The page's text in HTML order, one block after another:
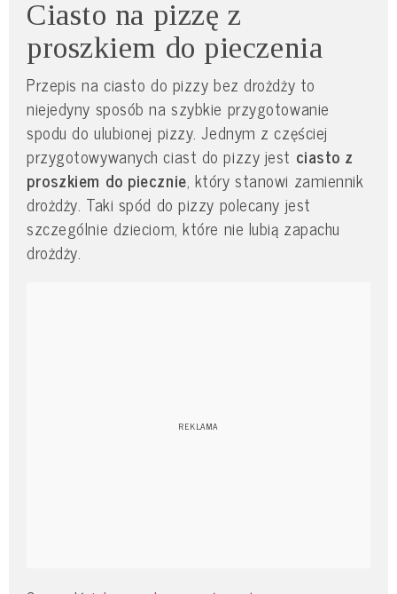
Ciasto na pizzę z
proszkiem do pieczenia
Przepis na ciasto do pizzy bez drożdży to
niejedyny sposób na szybkie przygotowanie
spodu do ulubionej pizzy. Jednym z częściej
przygotowywanych ciast do pizzy jest ciasto z
proszkiem do piecznie, który stanowi zamiennik
drożdży. Taki spód do pizzy polecany jest
szczególnie dzieciom, które nie lubią zapachu
drożdży.